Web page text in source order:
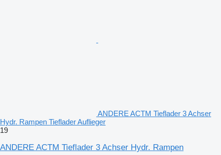
ANDERE ACTM Tieflader 3 Achser
Hydr. Rampen Tieflader Auflieger
19
ANDERE ACTM Tieflader 3 Achser Hydr. Rampen